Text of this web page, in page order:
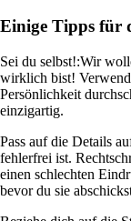
Einige Tipps für
Sei du selbst!:Wir
wirklich bist!
Persönlichkeit
einzigartig.
Pass auf die Details
fehlerfrei ist.
einen schlechten
bevor du sie